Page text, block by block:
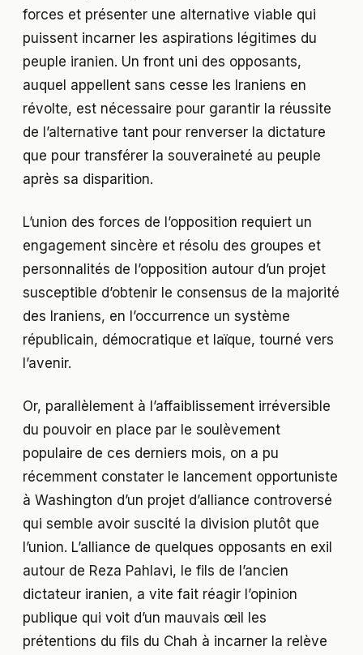
forces et présenter une alternative viable qui
puissent incarner les aspirations légitimes du
peuple iranien. Un front uni des opposants,
auquel appellent sans cesse les Iraniens en
révolte, est nécessaire pour garantir la réussite
de l’alternative tant pour renverser la dictature
que pour transférer la souveraineté au peuple
après sa disparition.
L’union des forces de l’opposition requiert un
engagement sincère et résolu des groupes et
personnalités de l’opposition autour d’un projet
susceptible d’obtenir le consensus de la majorité
des Iraniens, en l’occurrence un système
républicain, démocratique et laïque, tourné vers
l’avenir.
Or, parallèlement à l’affaiblissement irréversible
du pouvoir en place par le soulèvement
populaire de ces derniers mois, on a pu
récemment constater le lancement opportuniste
à Washington d’un projet d’alliance controversé
qui semble avoir suscité la division plutôt que
l’union. L’alliance de quelques opposants en exil
autour de Reza Pahlavi, le fils de l’ancien
dictateur iranien, a vite fait réagir l’opinion
publique qui voit d’un mauvais œil les
prétentions du fils du Chah à incarner la relève